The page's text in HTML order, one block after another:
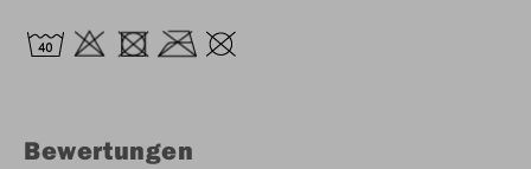
Bewertungen